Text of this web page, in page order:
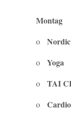
Montag
o
o
o TAI
o